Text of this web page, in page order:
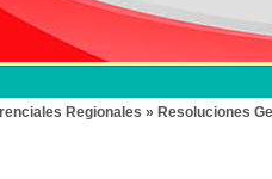
Regionales » Resoluciones